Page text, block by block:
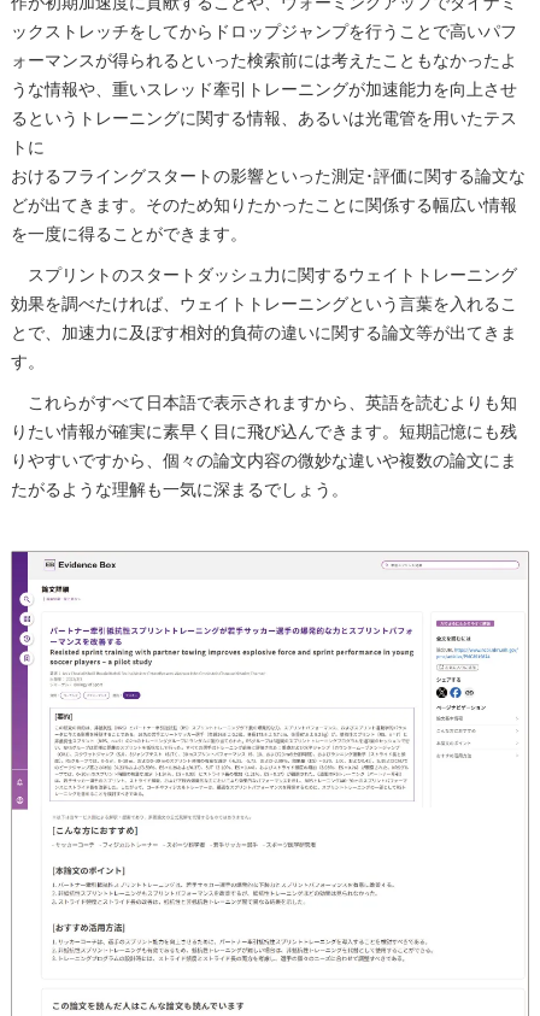
ックストレッチをしてからドロップジャンプを行うことで高いパフ
ォーマンスが得られるといった検索前には考えたこともなかったよ
うな情報や、重いスレッド牽引トレーニングが加速能力を向上させ
るというトレーニングに関する情報、あるいは光電管を用いたテス
トに
おけるフライングスタートの影響といった測定･評価に関する論文な
どが出てきます。そのため知りたかったことに関係する幅広い情報
を一度に得ることができます。
スプリントのスタートダッシュ力に関するウェイトトレーニング
効果を調べたければ、ウェイトトレーニングという言葉を入れるこ
とで、加速力に及ぼす相対的負荷の違いに関する論文等が出てきま
す。
これらがすべて日本語で表示されますから、英語を読むよりも知
りたい情報が確実に素早く目に飛び込んできます。短期記憶にも残
りやすいですから、個々の論文内容の微妙な違いや複数の論文にま
たがるような理解も一気に深まるでしょう。